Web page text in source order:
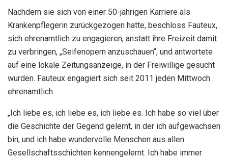
Nachdem sie sich von einer 50-jährigen Karriere als
Krankenpflegerin zurückgezogen hatte, beschloss Fauteux,
sich ehrenamtlich zu engagieren, anstatt ihre Freizeit damit
zu verbringen, „Seifenopern anzuschauen“, und antwortete
auf eine lokale Zeitungsanzeige, in der Freiwillige gesucht
wurden. Fauteux engagiert sich seit 2011 jeden Mittwoch
ehrenamtlich.
„Ich liebe es, ich liebe es, ich liebe es. Ich habe so viel über
die Geschichte der Gegend gelernt, in der ich aufgewachsen
bin, und ich habe wundervolle Menschen aus allen
Gesellschaftsschichten kennengelernt. Ich habe immer